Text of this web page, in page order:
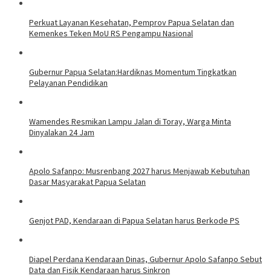
Perkuat Layanan Kesehatan, Pemprov Papua Selatan dan
Kemenkes Teken MoU RS Pengampu Nasional
Gubernur Papua Selatan:Hardiknas Momentum Tingkatkan
Pelayanan Pendidikan
Wamendes Resmikan Lampu Jalan di Toray, Warga Minta
Dinyalakan 24 Jam
Apolo Safanpo: Musrenbang 2027 harus Menjawab Kebutuhan
Dasar Masyarakat Papua Selatan
Genjot PAD, Kendaraan di Papua Selatan harus Berkode PS
Diapel Perdana Kendaraan Dinas, Gubernur Apolo Safanpo Sebut
Data dan Fisik Kendaraan harus Sinkron